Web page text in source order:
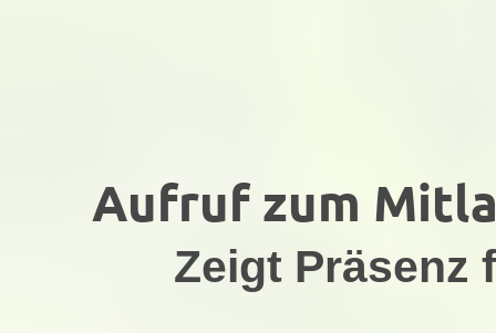
Aufruf zum
Zeigt Präsenz